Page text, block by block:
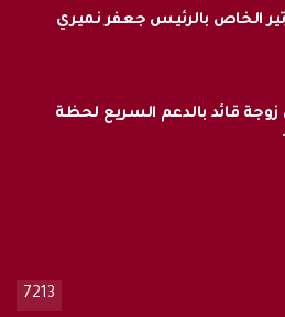
الخاص بالرئيس جعفر نميري
قائد بالدعم السريع لحظة
7213